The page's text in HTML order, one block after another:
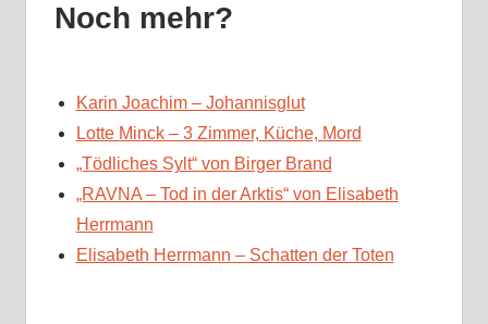
Noch mehr?
Karin Joachim – Johannisglut
Lotte Minck – 3 Zimmer, Küche, Mord
„Tödliches Sylt“ von Birger Brand
„RAVNA – Tod in der Arktis“ von Elisabeth
Herrmann
Elisabeth Herrmann – Schatten der Toten